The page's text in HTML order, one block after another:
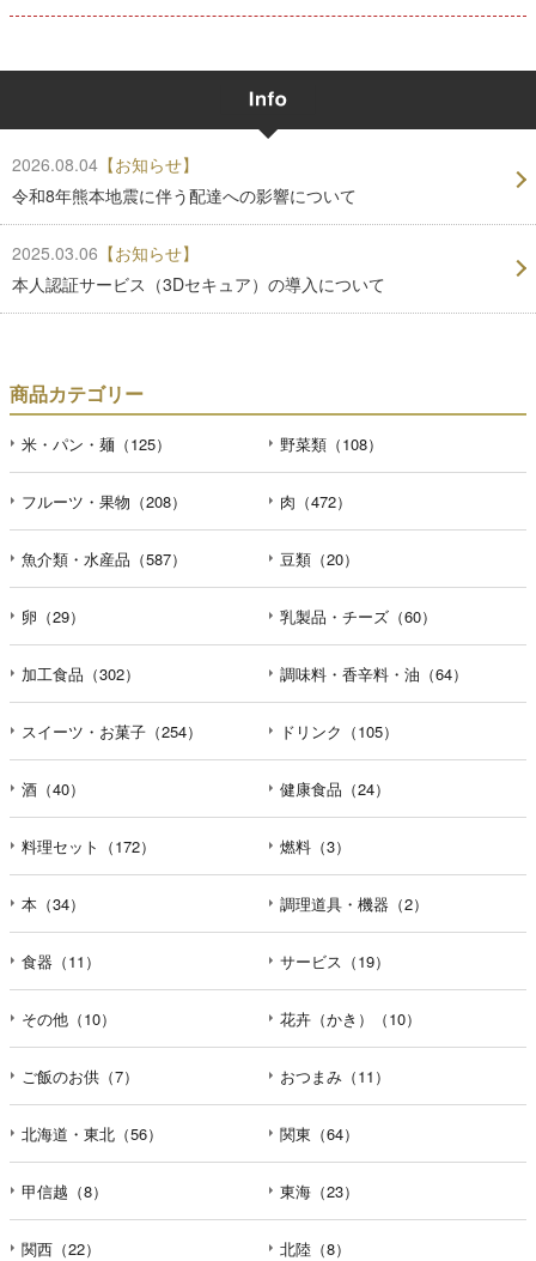
2026.08.04 【お知らせ】
令和8年熊本地震に伴う配達への影響について
2025.03.06 【お知らせ】
本人認証サービス（3Dセキュア）の導入について
商品カテゴリー
米・パン・麺（125） 野菜類（108）
フルーツ・果物（208） 肉（472）
魚介類・水産品（587） 豆類（20）
卵（29） 乳製品・チーズ（60）
加工食品（302） 調味料・香辛料・油（64）
スイーツ・お菓子（254） ドリンク（105）
酒（40） 健康食品（24）
料理セット（172） 燃料（3）
本（34） 調理道具・機器（2）
食器（11） サービス（19）
その他（10） 花卉（かき）（10）
ご飯のお供（7） おつまみ（11）
北海道・東北（56） 関東（64）
甲信越（8） 東海（23）
関西（22） 北陸（8）